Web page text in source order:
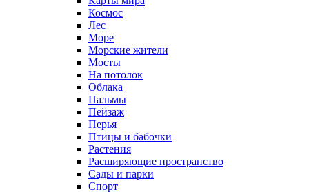
Космос
Лес
Море
Морские жители
Мосты
На потолок
Облака
Пальмы
Пейзаж
Перья
Птицы и бабочки
Растения
Расширяющие пространство
Сады и парки
Спорт